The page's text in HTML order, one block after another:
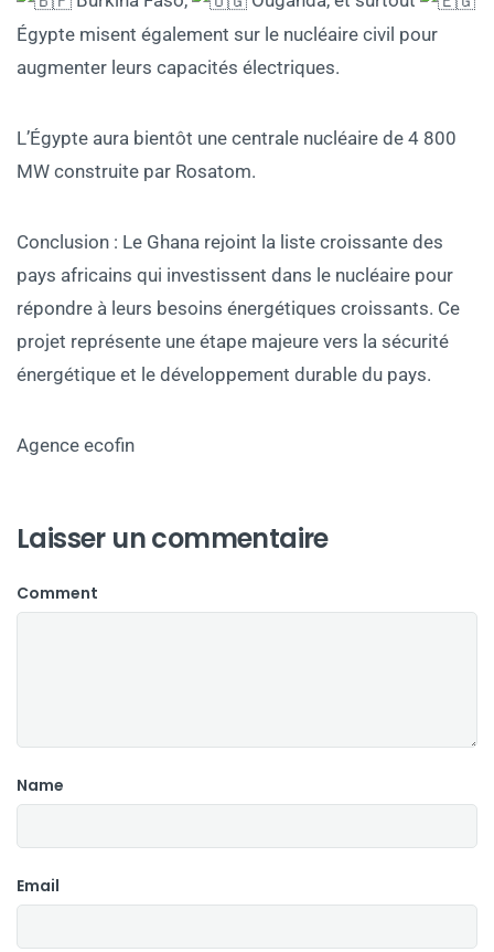
Égypte misent également sur le nucléaire civil pour
augmenter leurs capacités électriques.
L’Égypte aura bientôt une centrale nucléaire de 4 800
MW construite par Rosatom.
Conclusion : Le Ghana rejoint la liste croissante des
pays africains qui investissent dans le nucléaire pour
répondre à leurs besoins énergétiques croissants. Ce
projet représente une étape majeure vers la sécurité
énergétique et le développement durable du pays.
Agence ecofin
Laisser un commentaire
Comment
Name
Email